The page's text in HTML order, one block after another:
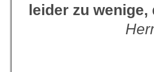
leider zu